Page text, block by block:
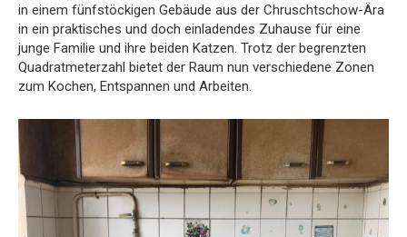
in einem fünfstöckigen Gebäude aus der Chruschtschow-Ära
in ein praktisches und doch einladendes Zuhause für eine
junge Familie und ihre beiden Katzen. Trotz der begrenzten
Quadratmeterzahl bietet der Raum nun verschiedene Zonen
zum Kochen, Entspannen und Arbeiten.